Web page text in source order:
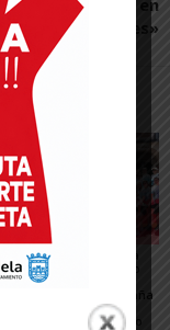
lo peor del 2023 en
Cortes»
del autor
El SDR Arenas supera
con éxito el gran reto
organizativo del
Campeonato de España
de Triatlón de Edad
Escolar y del XXV Reto